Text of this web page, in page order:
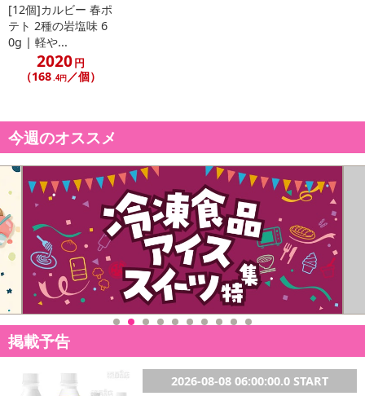
[12個]カルビー 春ポ
テト 2種の岩塩味 6
0g | 軽や...
2020円
（168 .4円／個）
今週のオススメ
掲載予告
2026-08-08 06:00:00.0 START